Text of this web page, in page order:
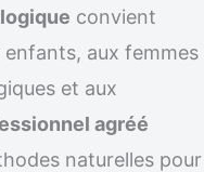
convient
aux femmes
et aux
agréé
naturelles pour